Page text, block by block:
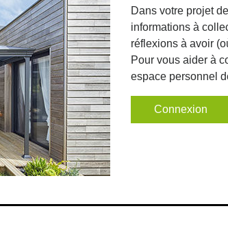
Dans votre projet
informations à
réflexions à avoir
Pour vous aider à
espace personnel
Connexion